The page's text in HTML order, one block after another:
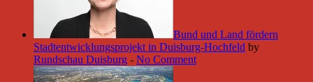
Bund und Land fördern
Stadtentwicklungsprojekt in Duisburg-Hochfeld by
Rundschau Duisburg - No Comment